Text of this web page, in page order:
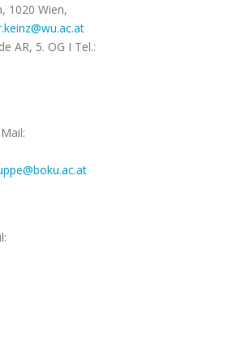
1020 Wien,
AR, 5. OG I Tel.: